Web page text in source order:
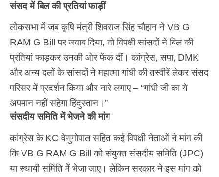
संसद में बिल की प्रतियां फाड़ीं
लोकसभा में जब कृषि मंत्री शिवराज सिंह चौहान ने VB G
RAM G Bill पर जवाब दिया, तो विपक्षी सांसदों ने बिल की
प्रतियां फाड़कर उनकी ओर फेंक दीं। कांग्रेस, सपा, DMK
और अन्य दलों के सांसदों ने महात्मा गांधी की तस्वीरें लेकर संसद
परिसर में प्रदर्शन किया और नारे लगाए – “गांधी जी का ये
अपमान नहीं सहेगा हिंदुस्तान।”
संसदीय समिति में भेजने की मांग
कांग्रेस के KC वेणुगोपाल सहित कई विपक्षी नेताओं ने मांग की
कि VB G RAM G Bill को संयुक्त संसदीय समिति (JPC)
या स्थायी समिति में भेजा जाए। लेकिन सरकार ने इस मांग को